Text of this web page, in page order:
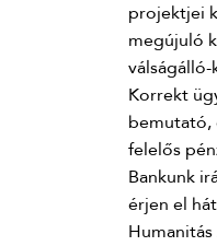
projektjei
megújuló
Korrekt
bemutató,
felelős
Bankunk
érjen el